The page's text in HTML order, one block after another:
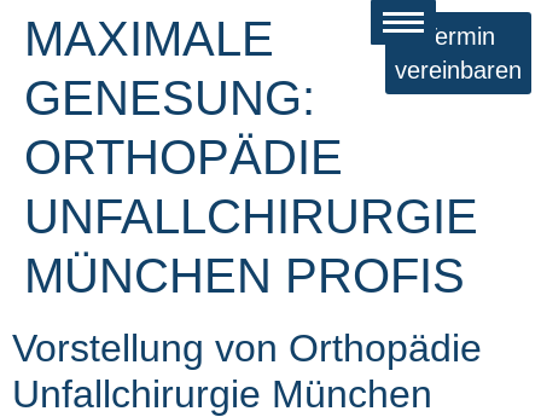
Termin
vereinbaren
MAXIMALE
GENESUNG:
ORTHOPÄDIE
UNFALLCHIRURGIE
MÜNCHEN PROFIS
Vorstellung von Orthopädie
Unfallchirurgie München